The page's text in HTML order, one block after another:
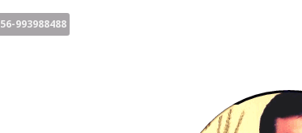
56-993988488